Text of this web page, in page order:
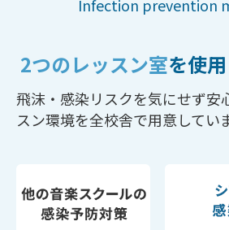
Infection prevention
2つのレッスン室を使
飛沫・感染リスクを気にせず安
スン環境を全校舎で用意してい